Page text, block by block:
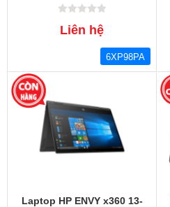
Liên hệ
6XP98PA
Laptop HP ENVY x360 13-